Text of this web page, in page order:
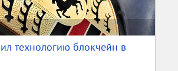
технологию блокчейн в